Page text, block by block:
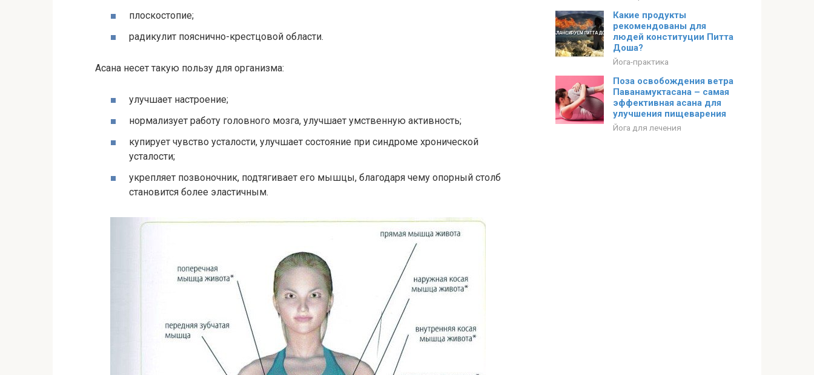
плоскостопие;
радикулит пояснично-крестцовой области.
Асана несет такую пользу для организма:
улучшает настроение;
нормализует работу головного мозга, улучшает умственную активность;
купирует чувство усталости, улучшает состояние при синдроме хронической
усталости;
укрепляет позвоночник, подтягивает его мышцы, благодаря чему опорный столб
становится более эластичным.
Какие продукты
рекомендованы для
людей конституции Питта
Доша?
Йога-практика
Поза освобождения ветра
Паванамуктасана – самая
эффективная асана для
улучшения пищеварения
Йога для лечения